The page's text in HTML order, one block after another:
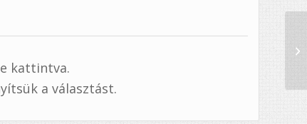
kattintva.
a választást.